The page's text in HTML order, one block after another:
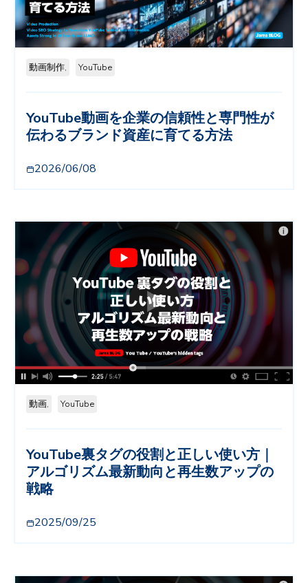
動画制作, YouTube
YouTube動画を企業の信頼性と専門性が
伝わるブランド資産に育てる方法
2026/06/08
動画, YouTube
YouTube裏タグの役割と正しい使い方｜
アルゴリズム最新動向と再生数アップの
戦略
2025/09/25